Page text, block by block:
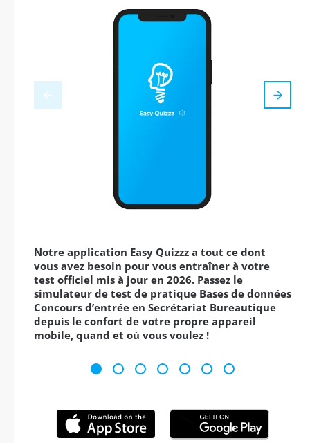
Notre application Easy Quizzz a tout ce dont
vous avez besoin pour vous entraîner à votre
test officiel mis à jour en 2026. Passez le
simulateur de test de pratique Bases de données
Concours d’entrée en Secrétariat Bureautique
depuis le confort de votre propre appareil
mobile, quand et où vous voulez !